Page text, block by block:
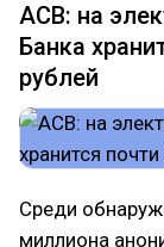
АСВ: на
Банка
рублей
Среди
миллиона